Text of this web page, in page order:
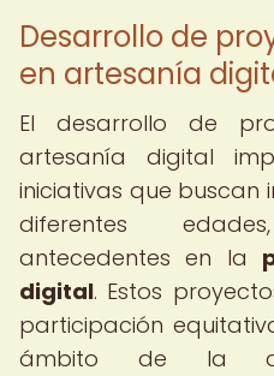
Desarrollo de
en artesanía
El desarrollo de
artesanía digital
iniciativas que buscan
diferentes
antecedentes en la
digital. Estos
participación
ámbito de la